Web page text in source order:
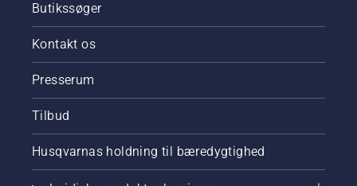
Butikssøger
Kontakt os
Presserum
Tilbud
Husqvarnas holdning til bæredygtighed